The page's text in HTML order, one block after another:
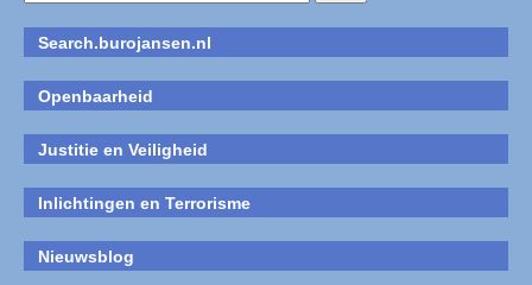
Search.burojansen.nl
Openbaarheid
Justitie en Veiligheid
Inlichtingen en Terrorisme
Nieuwsblog